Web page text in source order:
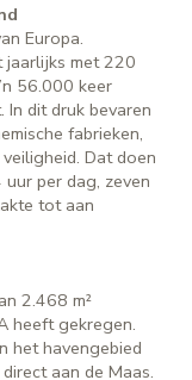
Europa.
jaarlijks met 220
56.000 keer
In dit druk bevaren
fabrieken,
Dat doen
per dag, zeven
tot aan
2.468 m²
heeft gekregen.
het havengebied
aan de Maas.